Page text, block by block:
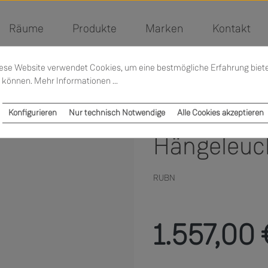
Räume Produkte Marken Kontakt
RUBN
1.557,00
Website verwendet Cookies, um eine bestmögliche Erfahrung
können. Mehr Informationen ...
Nur technisch Notwendige
Konfigurieren Alle Cookies akzeptieren